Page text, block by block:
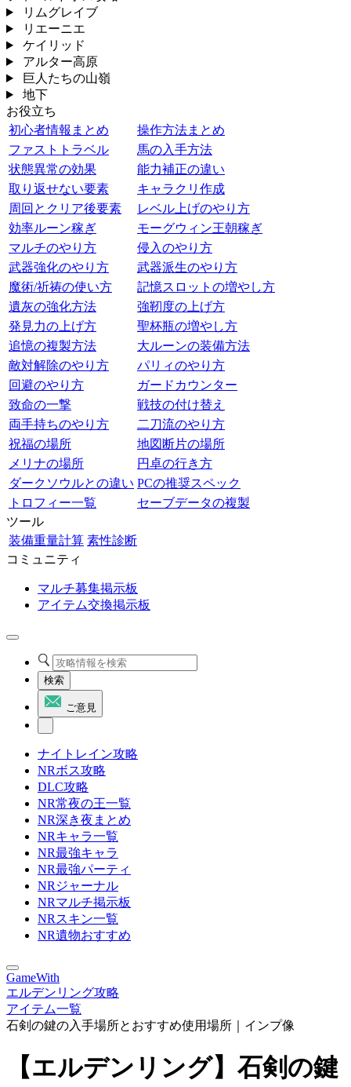
リムグレイブ
リエーニエ
ケイリッド
アルター高原
巨人たちの山嶺
地下
お役立ち
初心者情報まとめ
操作方法まとめ
ファストトラベル
馬の入手方法
状態異常の効果
能力補正の違い
取り返せない要素
キャラクリ作成
周回とクリア後要素
レベル上げのやり方
効率ルーン稼ぎ
モーグウィン王朝稼ぎ
マルチのやり方
侵入のやり方
武器強化のやり方
武器派生のやり方
魔術/祈祷の使い方
記憶スロットの増やし方
遺灰の強化方法
強靭度の上げ方
発見力の上げ方
聖杯瓶の増やし方
追憶の複製方法
大ルーンの装備方法
敵対解除のやり方
パリィのやり方
回避のやり方
ガードカウンター
致命の一撃
戦技の付け替え
両手持ちのやり方
二刀流のやり方
祝福の場所
地図断片の場所
メリナの場所
円卓の行き方
ダークソウルとの違い PCの推奨スペック
トロフィー一覧
セーブデータの複製
ツール
装備重量計算 素性診断
コミュニティ
マルチ募集掲示板
アイテム交換掲示板
検索
ご意見
ナイトレイン攻略
NRボス攻略
DLC攻略
NR常夜の王一覧
NR深き夜まとめ
NRキャラ一覧
NR最強キャラ
NR最強パーティ
NRジャーナル
NRマルチ掲示板
NRスキン一覧
NR遺物おすすめ
GameWith
エルデンリング攻略
アイテム一覧
石剣の鍵の入手場所とおすすめ使用場所｜インプ像
【エルデンリング】石剣の鍵